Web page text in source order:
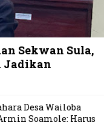
Sekwan Sula,
Jadikan
Desa Wailoba
Soamole: Harus